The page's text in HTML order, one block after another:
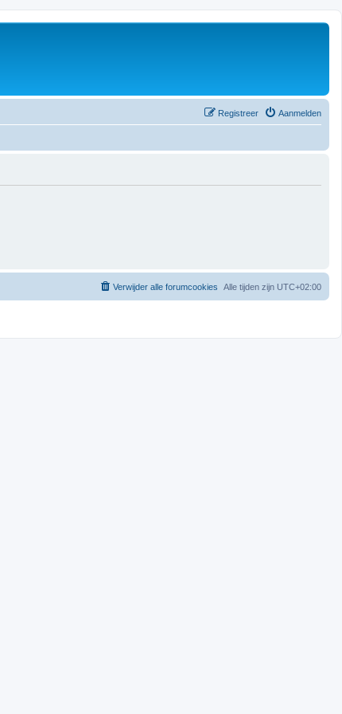
Aanmelden
Registreer
Alle tijden zijn UTC+02:00
Verwijder alle forumcookies